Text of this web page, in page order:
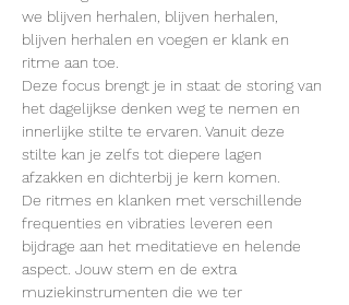
we blijven herhalen, blijven herhalen,
blijven herhalen en voegen er klank en
ritme aan toe.
Deze focus brengt je in staat de storing van
het dagelijkse denken weg te nemen en
innerlijke stilte te ervaren. Vanuit deze
stilte kan je zelfs tot diepere lagen
afzakken en dichterbij je kern komen.
De ritmes en klanken met verschillende
frequenties en vibraties leveren een
bijdrage aan het meditatieve en helende
aspect. Jouw stem en de extra
muziekinstrumenten die we ter